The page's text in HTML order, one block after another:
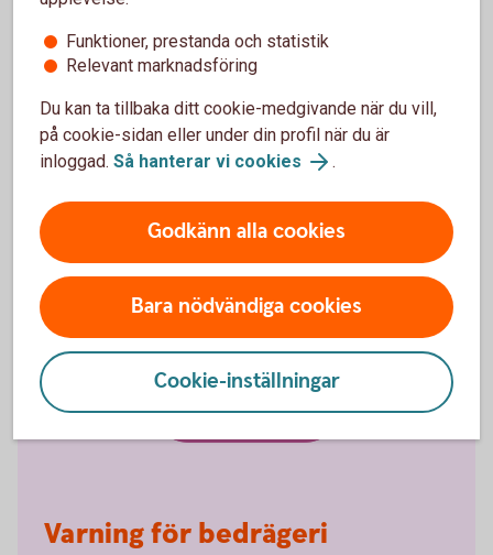
Om ni har avtal om Swish Företag kan ni även ta
betalt med QR-kod, samt tagga och kategorisera era
Skaffa Swish företagsapp och läs mer om
appen
Falsk
bekräftelsevy
Varning för bedrägeri
Funktioner, prestanda och statistik
Relevant marknadsföring
Du kan ta tillbaka ditt cookie-medgivande när du vill,
på cookie-sidan eller under din profil när du är
inloggad. Så hanterar vi cookies .
Godkänn alla cookies
Bara nödvändiga cookies
Cookie-inställningar